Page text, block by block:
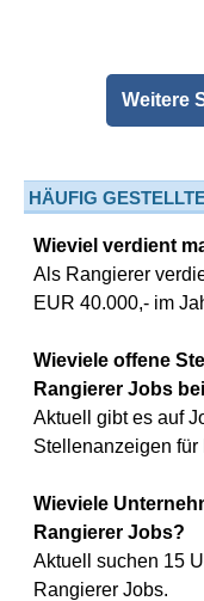
Weitere
HÄUFIG
Wieviel verdient
Als Rangierer
EUR 40.000,- im
Wieviele offene
Rangierer Jobs
Aktuell gibt es auf
Stellenanzeigen für
Wieviele
Rangierer Jobs?
Aktuell suchen 15
Rangierer Jobs.